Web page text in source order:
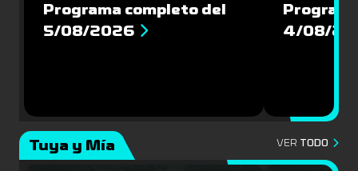
Programa completo del
5/08/2026
4/08/
Tuya y Mía VER TODO